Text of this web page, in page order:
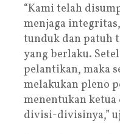
“Kami telah
menjaga
tunduk dan patuh
yang berlaku.
pelantikan, maka
melakukan pleno
menentukan ketua
divisi-divisinya,”